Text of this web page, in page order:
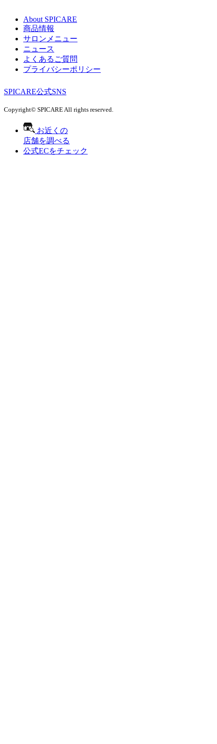
About SPICARE
商品情報
サロンメニュー
ニュース
よくあるご質問
プライバシーポリシー
SPICARE公式SNS
Copyright© SPICARE All rights reserved.
お近くの
店舗を調べる
公式ECをチェック